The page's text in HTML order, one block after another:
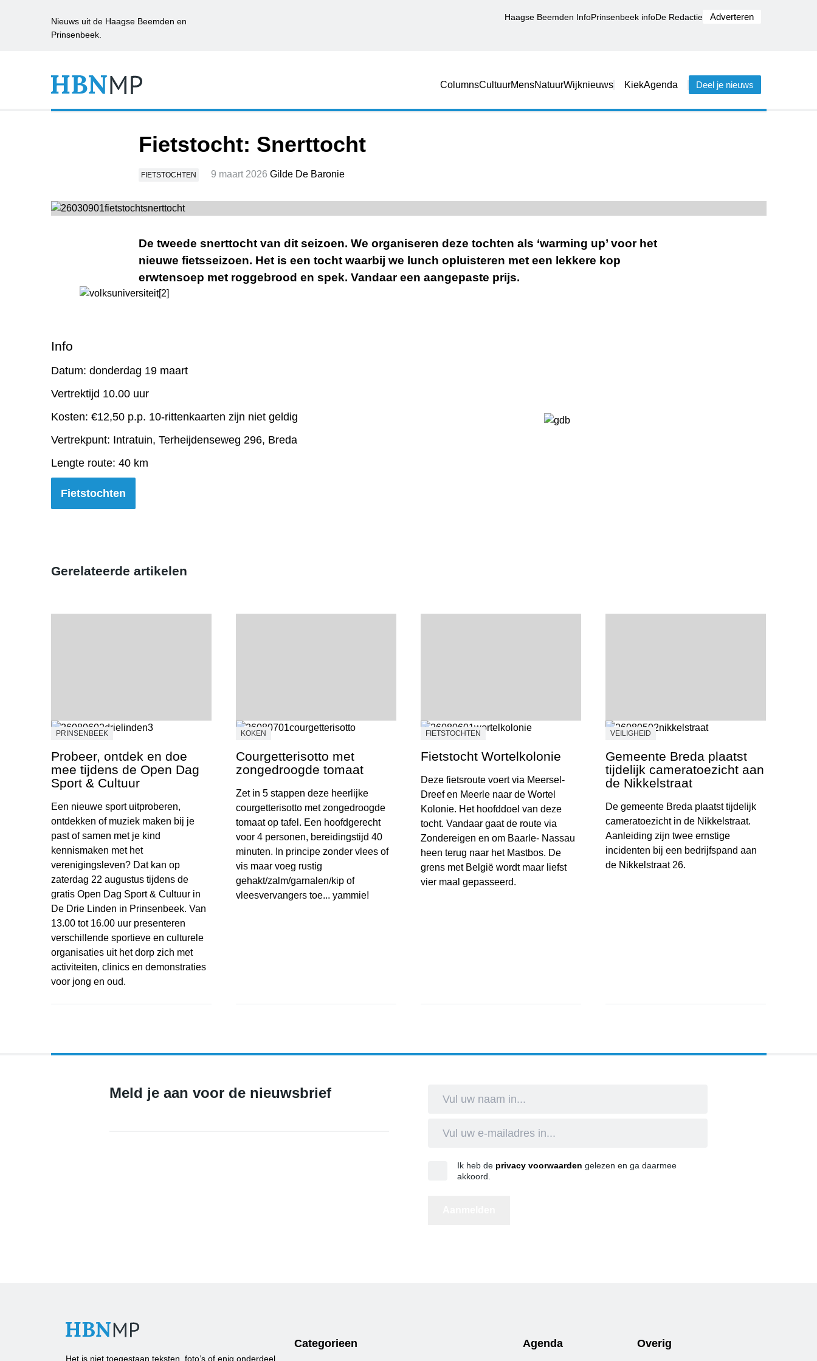
Nieuws uit de Haagse Beemden en
Prinsenbeek.
Haagse Beemden InfoPrinsenbeek infoDe Redactie Adverteren
ColumnsCultuurMensNatuurWijknieuws KiekAgenda Deel je nieuws
Fietstocht: Snerttocht
FIETSTOCHTEN 9 maart 2026 Gilde De Baronie
De tweede snerttocht van dit seizoen. We organiseren deze tochten als ‘warming up’ voor het
nieuwe fietsseizoen. Het is een tocht waarbij we lunch opluisteren met een lekkere kop
erwtensoep met roggebrood en spek. Vandaar een aangepaste prijs.
Info
Datum: donderdag 19 maart
Vertrektijd 10.00 uur
Kosten: €12,50 p.p. 10-rittenkaarten zijn niet geldig
Vertrekpunt: Intratuin, Terheijdenseweg 296, Breda
Lengte route: 40 km
Fietstochten
Gerelateerde artikelen
PRINSENBEEK
Probeer, ontdek en doe
mee tijdens de Open Dag
Sport & Cultuur
Een nieuwe sport uitproberen,
ontdekken of muziek maken bij je
past of samen met je kind
kennismaken met het
verenigingsleven? Dat kan op
zaterdag 22 augustus tijdens de
gratis Open Dag Sport & Cultuur in
De Drie Linden in Prinsenbeek. Van
13.00 tot 16.00 uur presenteren
verschillende sportieve en culturele
organisaties uit het dorp zich met
activiteiten, clinics en demonstraties
voor jong en oud.
KOKEN
Courgetterisotto met
zongedroogde tomaat
Zet in 5 stappen deze heerlijke
courgetterisotto met zongedroogde
tomaat op tafel. Een hoofdgerecht
voor 4 personen, bereidingstijd 40
minuten. In principe zonder vlees of
vis maar voeg rustig
gehakt/zalm/garnalen/kip of
vleesvervangers toe... yammie!
FIETSTOCHTEN
Fietstocht Wortelkolonie
Deze fietsroute voert via Meersel-
Dreef en Meerle naar de Wortel
Kolonie. Het hoofddoel van deze
tocht. Vandaar gaat de route via
Zondereigen en om Baarle- Nassau
heen terug naar het Mastbos. De
grens met België wordt maar liefst
vier maal gepasseerd.
VEILIGHEID
Gemeente Breda plaatst
tijdelijk cameratoezicht aan
de Nikkelstraat
De gemeente Breda plaatst tijdelijk
cameratoezicht in de Nikkelstraat.
Aanleiding zijn twee ernstige
incidenten bij een bedrijfspand aan
de Nikkelstraat 26.
Meld je aan voor de nieuwsbrief
Ik heb de privacy voorwaarden gelezen en ga daarmee
akkoord.
Het is niet toegestaan teksten, foto’s of enig onderdeel
Categorieen Agenda Overig